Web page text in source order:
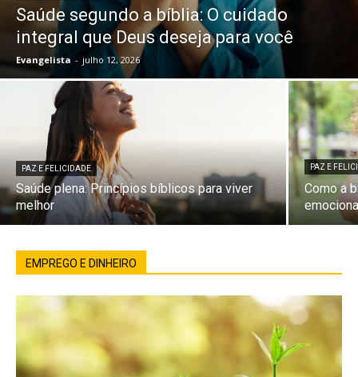
Saúde segundo a bíblia: O cuidado
integral que Deus deseja para você
Evangelista - julho 12, 2026
PAZ E FELICIDADE
Saúde plena: Princípios bíblicos para viver
melhor
PAZ E
Como a
EMPREGO E DINHEIRO